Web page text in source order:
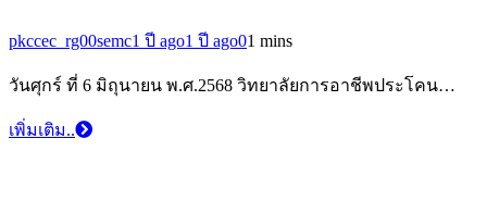
pkccec_rg00semc1 ปี ago1 ปี ago01 mins
วันศุกร์ ที่ 6 มิถุนายน พ.ศ.2568 วิทยาลัยการอาชีพประโคน…
เพิ่มเติม..